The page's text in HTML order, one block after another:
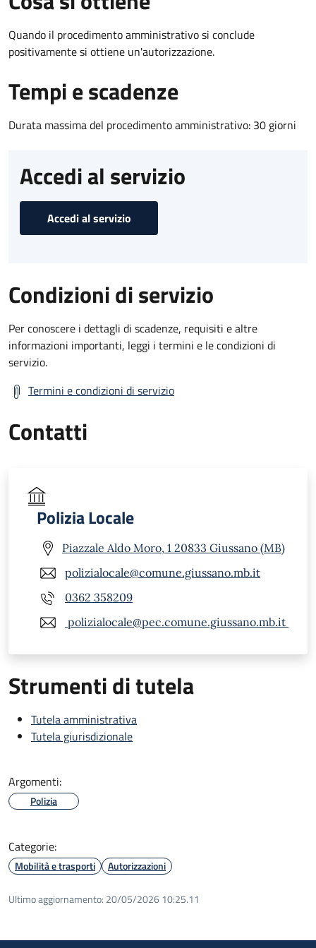
Quando il procedimento amministrativo si conclude
positivamente si ottiene un'autorizzazione.
Tempi e scadenze
Durata massima del procedimento amministrativo: 30 giorni
Accedi al servizio
Accedi al servizio
Condizioni di servizio
Per conoscere i dettagli di scadenze, requisiti e altre
informazioni importanti, leggi i termini e le condizioni di
servizio.
Termini e condizioni di servizio
Contatti
Polizia Locale
Piazzale Aldo Moro, 1 20833 Giussano (MB)
polizialocale@comune.giussano.mb.it
0362 358209
polizialocale@pec.comune.giussano.mb.it
Strumenti di tutela
Tutela amministrativa
Tutela giurisdizionale
Argomenti:
Polizia
Categorie:
Mobilità e trasporti Autorizzazioni
Ultimo aggiornamento: 20/05/2026 10:25.11